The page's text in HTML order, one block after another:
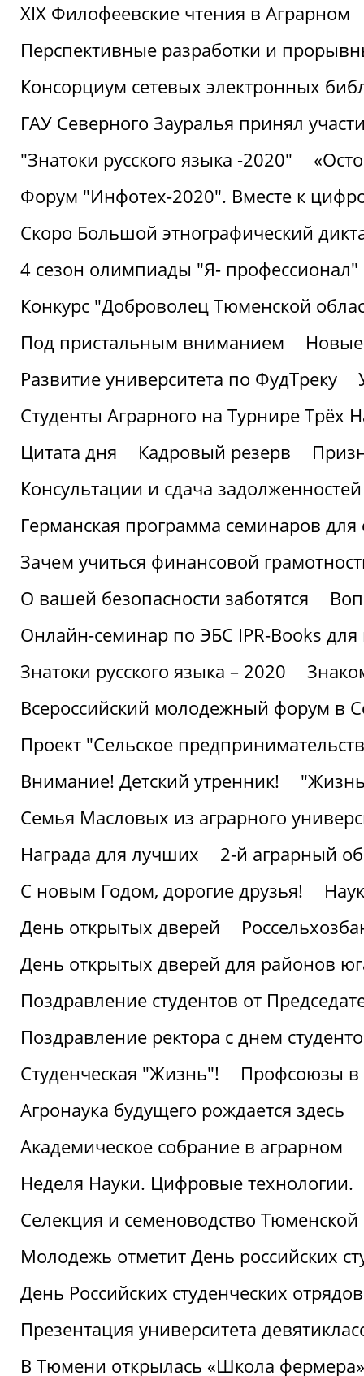
XIX Филофеевские чтения в Аграрном
Перспективные разработки и
Консорциум сетевых электронных
ГАУ Северного Зауралья принял
"Знатоки русского языка -2020"
Форум "Инфотех-2020". Вместе к
Скоро Большой этнографический
4 сезон олимпиады "Я- профессионал"
Конкурс "Доброволец Тюменской
Под пристальным вниманием
Развитие университета по ФудТреку
Студенты Аграрного на Турнире Трёх
Цитата дня
Кадровый резерв
Консультации и сдача
Германская программа семинаров для
Зачем учиться финансовой
О вашей безопасности заботятся
Онлайн-семинар по ЭБС IPR-Books для
Знатоки русского языка – 2020
Всероссийский молодежный форум в
Проект "Сельское
Внимание! Детский утренник!
Семья Масловых из аграрного
Награда для лучших
2-й аграрный
С новым Годом, дорогие друзья!
День открытых дверей
День открытых дверей для районов
Поздравление студентов от
Поздравление ректора с днем
Студенческая "Жизнь"!
Профсоюзы в
Агронаука будущего рождается здесь
Академическое собрание в аграрном
Неделя Науки. Цифровые технологии.
Селекция и семеноводство Тюменской
Молодежь отметит День российских
День Российских студенческих
Презентация университета
В Тюмени открылась «Школа фермера»